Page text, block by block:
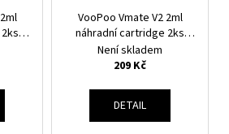
VooPoo Vmate V2 2ml
náhradní cartridge 2ks
odpor 1,2ohm
Není skladem
209 Kč
DETAIL